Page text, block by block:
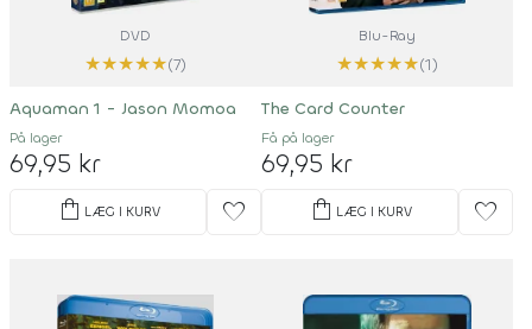
DVD
★★★★★(7)
Aquaman 1 - Jason Momoa
På lager
69,95 kr
shopping_bag LÆG I KURV favorite
Blu-Ray
★★★★★(1)
The Card Counter
Få på lager
69,95 kr
shopping_bag LÆG I KURV favorite